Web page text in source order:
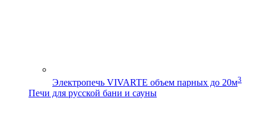
Электропечь VIVARTE объем парных до 20м3
Печи для русской бани и сауны